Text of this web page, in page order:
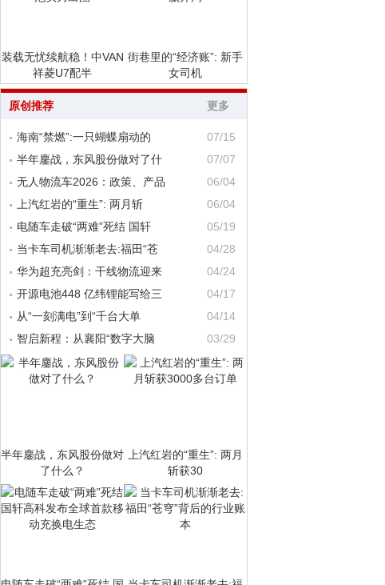
装载无忧续航稳！中VAN
祥菱U7配半
街巷里的“经济账”: 新手
女司机
原创推荐 更多
海南“禁燃”:一只蝴蝶扇动的
07/15
半年鏖战，东风股份做对了什
07/07
无人物流车2026：政策、产品
06/04
上汽红岩的“重生”: 两月斩
06/04
电随车走破“两难”死结 国轩
05/19
当卡车司机渐渐老去:福田“苍
04/28
华为超充亮剑：干线物流迎来
04/24
开源电池448 亿纬锂能写给三
04/17
从“一刻满电”到“千台大单
04/14
智启新程：从襄阳“数字大脑
03/29
半年鏖战，东风股份做对
了什么？
上汽红岩的“重生”: 两月
斩获30